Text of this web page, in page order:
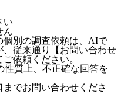
い
ん
個別の調査依頼は、AIで
従来通り【お問い合わせ
依頼ください。
性質上、不正確な回答を
でお問い合わせくださ